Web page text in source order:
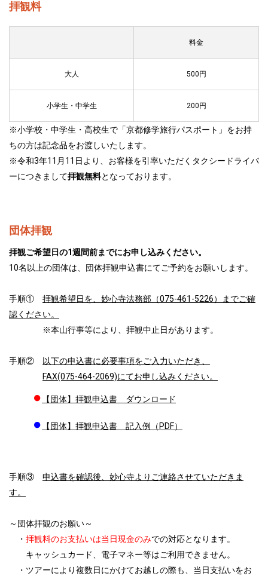
拝観料
料金
大人 500円
小学生・中学生 200円
※小学校・中学生・高校生で「京都修学旅行パスポート」をお持
ちの方は記念品をお渡しいたします。
※令和3年11月11日より、お客様を引率いただくタクシードライバ
ーにつきまして拝観無料となっております。
団体拝観
拝観ご希望日の1週間前までにお申し込みください。
10名以上の団体は、団体拝観申込書にてご予約をお願いします。
手順① 拝観希望日を、妙心寺法務部（075-461-5226）までご確
認ください。
※本山行事等により、拝観中止日があります。
手順② 以下の申込書に必要事項をご入力いただき、
FAX(075-464-2069)にてお申し込みください。
● 【団体】拝観申込書 ダウンロード
● 【団体】拝観申込書 記入例（PDF）
手順③ 申込書を確認後、妙心寺よりご連絡させていただきま
す。
～団体拝観のお願い～
・ 拝観料のお支払いは当日現金のみでの対応となります。
キャッシュカード、電子マネー等はご利用できません。
・ツアーにより複数日にかけてお越しの際も、当日支払いをお